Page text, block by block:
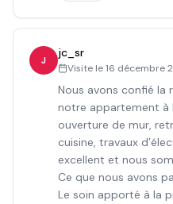
J
jc_sr
Visite le16 décembre
Nous avons confié
notre appartement à
ouverture de mur,
cuisine, travaux
excellent et nous
Ce que nous avons
Le soin apporté à la